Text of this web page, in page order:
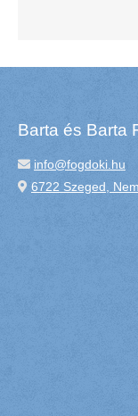
Barta és Barta
info@fogdoki.hu
6722 Szeged,